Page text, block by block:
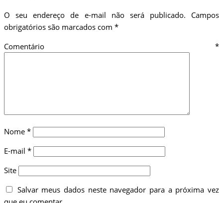
O seu endereço de e-mail não será publicado.
Campos
obrigatórios são marcados com *
Comentário *
Nome *
E-mail *
Site
Salvar meus dados neste navegador para a próxima vez